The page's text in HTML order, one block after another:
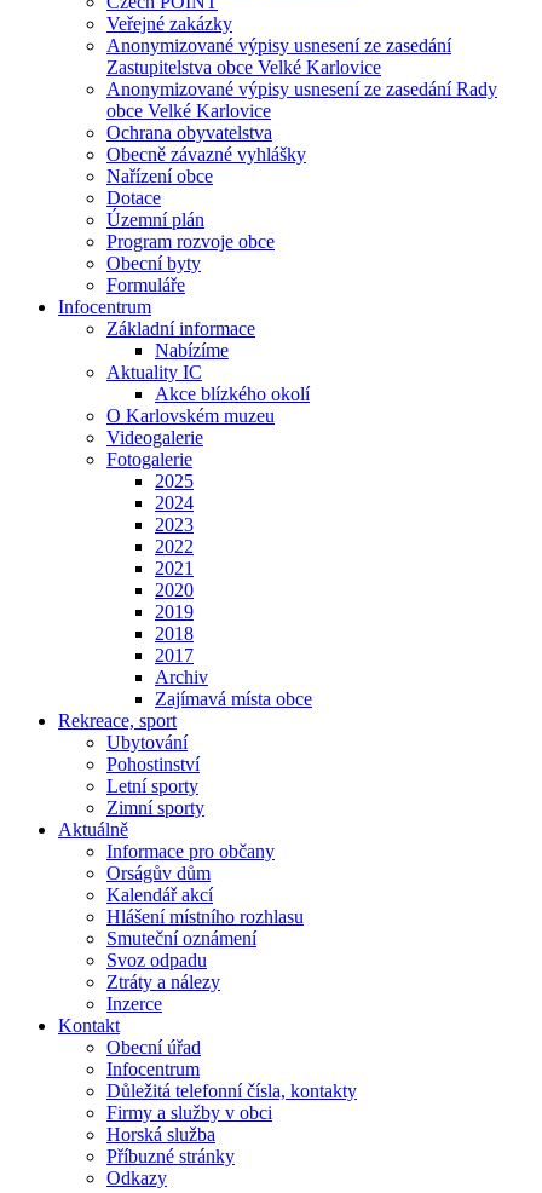
Veřejné zakázky
Anonymizované výpisy usnesení ze zasedání
Zastupitelstva obce Velké Karlovice
Anonymizované výpisy usnesení ze zasedání Rady
obce Velké Karlovice
Ochrana obyvatelstva
Obecně závazné vyhlášky
Nařízení obce
Dotace
Územní plán
Program rozvoje obce
Obecní byty
Formuláře
Infocentrum
Základní informace
Nabízíme
Aktuality IC
Akce blízkého okolí
O Karlovském muzeu
Videogalerie
Fotogalerie
2025
2024
2023
2022
2021
2020
2019
2018
2017
Archiv
Zajímavá místa obce
Rekreace, sport
Ubytování
Pohostinství
Letní sporty
Zimní sporty
Aktuálně
Informace pro občany
Orságův dům
Kalendář akcí
Hlášení místního rozhlasu
Smuteční oznámení
Svoz odpadu
Ztráty a nálezy
Inzerce
Kontakt
Obecní úřad
Infocentrum
Důležitá telefonní čísla, kontakty
Firmy a služby v obci
Horská služba
Příbuzné stránky
Odkazy